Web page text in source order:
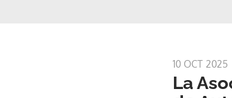
10 OCT 2025
La